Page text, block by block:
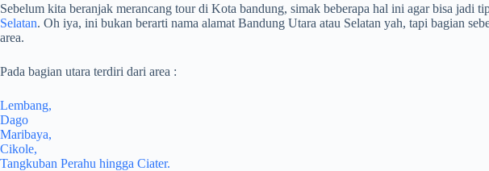
Sebelum kita beranjak merancang tour di Kota bandung, simak beberapa hal ini agar bisa jadi
Selatan. Oh iya, ini bukan berarti nama alamat Bandung Utara atau Selatan yah, tapi bagian
area.
Pada bagian utara terdiri dari area :
Lembang,
Dago
Maribaya,
Cikole,
Tangkuban Perahu hingga Ciater.